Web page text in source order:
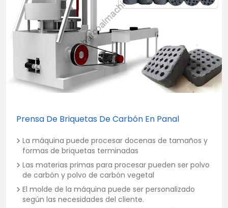
Prensa De Briquetas De Carbón En Panal
La máquina puede procesar docenas de tamaños y
formas de briquetas terminadas
Las materias primas para procesar pueden ser polvo
de carbón y polvo de carbón vegetal
El molde de la máquina puede ser personalizado
según las necesidades del cliente.